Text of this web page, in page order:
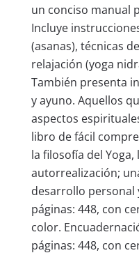
un conciso manual
Incluye
(asanas), técnicas
relajación (yoga
También presenta
y ayuno. Aquellos
aspectos
libro de fácil
la filosofía del Yoga,
autorrealización;
desarrollo
páginas: 448, con
color.
páginas: 448, con